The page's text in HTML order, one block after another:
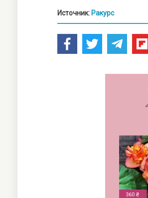
Источник: Ракурс